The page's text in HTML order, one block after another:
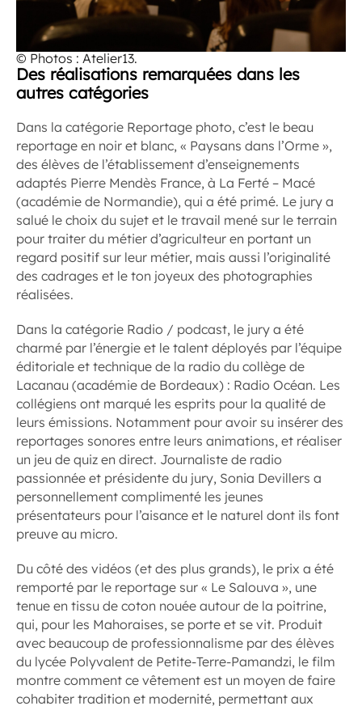
© Photos : Atelier13.
Des réalisations remarquées dans les
autres catégories
Dans la catégorie Reportage photo, c’est le beau
reportage en noir et blanc, « Paysans dans l’Orme »,
des élèves de l’établissement d’enseignements
adaptés Pierre Mendès France, à La Ferté – Macé
(académie de Normandie), qui a été primé. Le jury a
salué le choix du sujet et le travail mené sur le terrain
pour traiter du métier d’agriculteur en portant un
regard positif sur leur métier, mais aussi l’originalité
des cadrages et le ton joyeux des photographies
réalisées.
Dans la catégorie Radio / podcast, le jury a été
charmé par l’énergie et le talent déployés par l’équipe
éditoriale et technique de la radio du collège de
Lacanau (académie de Bordeaux) : Radio Océan. Les
collégiens ont marqué les esprits pour la qualité de
leurs émissions. Notamment pour avoir su insérer des
reportages sonores entre leurs animations, et réaliser
un jeu de quiz en direct. Journaliste de radio
passionnée et présidente du jury, Sonia Devillers a
personnellement complimenté les jeunes
présentateurs pour l’aisance et le naturel dont ils font
preuve au micro.
Du côté des vidéos (et des plus grands), le prix a été
remporté par le reportage sur « Le Salouva », une
tenue en tissu de coton nouée autour de la poitrine,
qui, pour les Mahoraises, se porte et se vit. Produit
avec beaucoup de professionnalisme par des élèves
du lycée Polyvalent de Petite-Terre-Pamandzi, le film
montre comment ce vêtement est un moyen de faire
cohabiter tradition et modernité, permettant aux